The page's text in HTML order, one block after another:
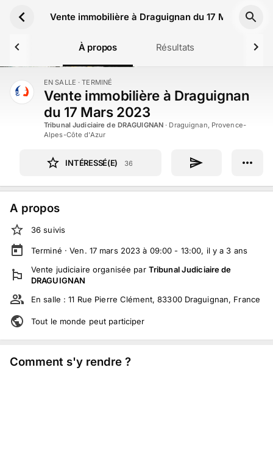
Vente immobilière à Draguignan du 17 Mars 2023
À propos Résultats
TERMINÉ EN SALLE · TERMINÉ
Vente immobilière à Draguignan
du 17 Mars 2023
Tribunal Judiciaire de DRAGUIGNAN · Draguignan, Provence-
Alpes-Côte d'Azur
INTÉRESSÉ(E) 36
A propos
36 suivis
Terminé ·Ven. 17 mars 2023 à 09:00 - 13:00, il y a 3 ans
Vente judiciaire organisée par Tribunal Judiciaire de
DRAGUIGNAN
En salle :11 Rue Pierre Clément, 83300 Draguignan, France
Tout le monde peut participer
Comment s'y rendre ?